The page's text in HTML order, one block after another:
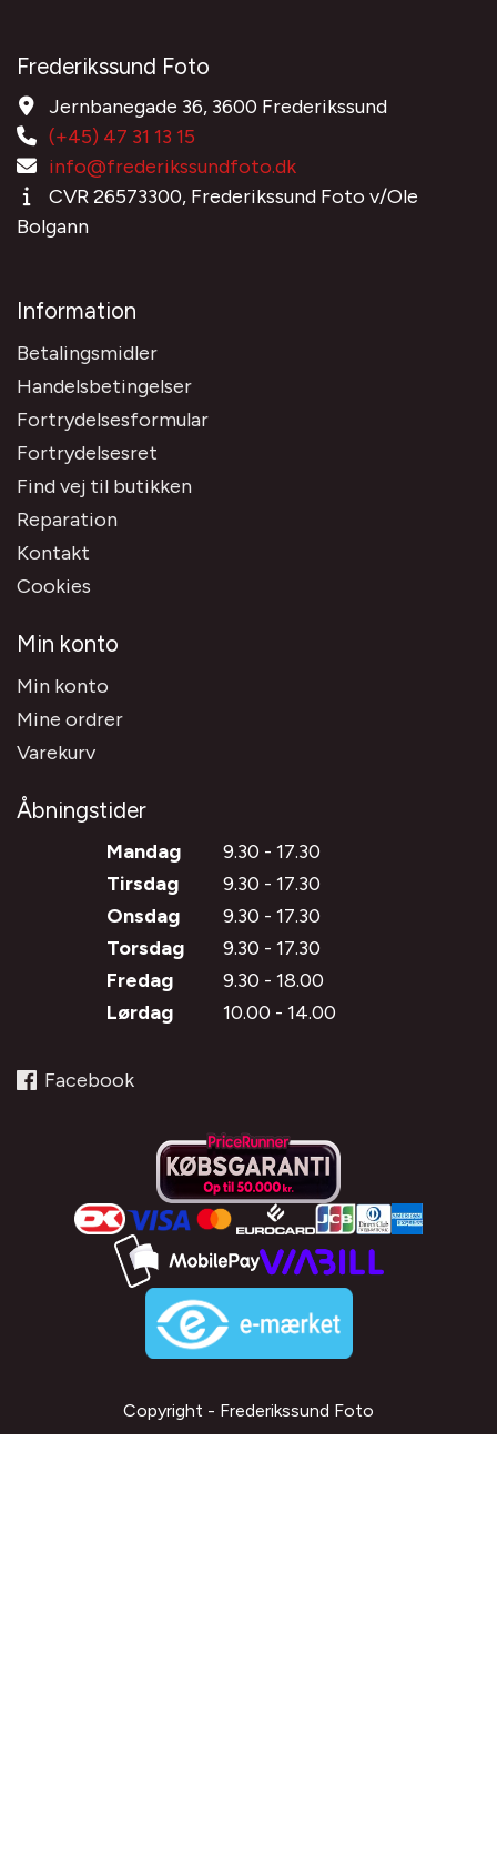
Frederikssund Foto
Jernbanegade 36, 3600 Frederikssund
(+45) 47 31 13 15
info@frederikssundfoto.dk
CVR 26573300, Frederikssund Foto v/Ole
Bolgann
Information
Betalingsmidler
Handelsbetingelser
Fortrydelsesformular
Fortrydelsesret
Find vej til butikken
Reparation
Kontakt
Cookies
Min konto
Min konto
Mine ordrer
Varekurv
Åbningstider
Mandag
9.30 - 17.30
Tirsdag
9.30 - 17.30
Onsdag
9.30 - 17.30
Torsdag
9.30 - 17.30
Fredag
9.30 - 18.00
Lørdag
10.00 - 14.00
Facebook
Copyright - Frederikssund Foto